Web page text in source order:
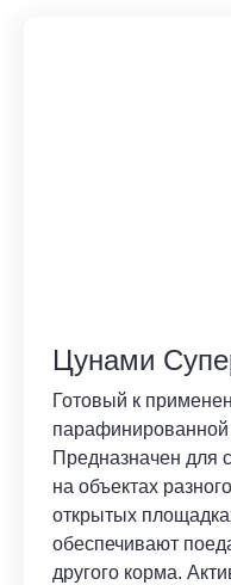
Цунами
Готовый к
парафинированной
Предназначен для
на объектах
открытых
обеспечивают
другого корма.